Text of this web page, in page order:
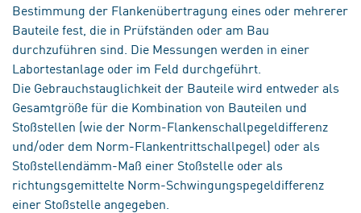
Bestimmung der Flankenübertragung eines oder mehrerer
Bauteile fest, die in Prüfständen oder am Bau
durchzuführen sind. Die Messungen werden in einer
Labortestanlage oder im Feld durchgeführt.
Die Gebrauchstauglichkeit der Bauteile wird entweder als
Gesamtgröße für die Kombination von Bauteilen und
Stoßstellen (wie der Norm-Flankenschallpegeldifferenz
und/oder dem Norm-Flankentrittschallpegel) oder als
Stoßstellendämm-Maß einer Stoßstelle oder als
richtungsgemittelte Norm-Schwingungspegeldifferenz
einer Stoßstelle angegeben.